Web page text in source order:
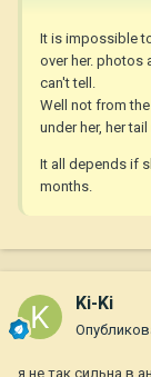
It is impossible
over her. photos
can't tell.
Well not from
under her, her
It all depends if
months.
Ki-Ki
я не так сильна в